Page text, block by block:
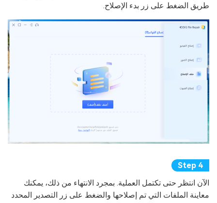
طريق الضغط على زر بدء الإصلاح.
الآن انتظر حتى تكتمل العملية. بمجرد الانتهاء من ذلك، يمكنك
معاينة الملفات التي تم إصلاحها والضغط على زر التصدير المحدد